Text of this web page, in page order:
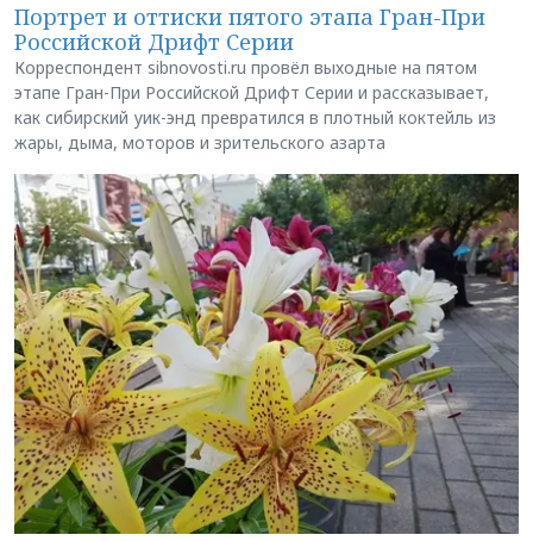
Портрет и оттиски пятого этапа Гран-При
Российской Дрифт Серии
Корреспондент sibnovosti.ru провёл выходные на пятом
этапе Гран-При Российской Дрифт Серии и рассказывает,
как сибирский уик-энд превратился в плотный коктейль из
жары, дыма, моторов и зрительского азарта